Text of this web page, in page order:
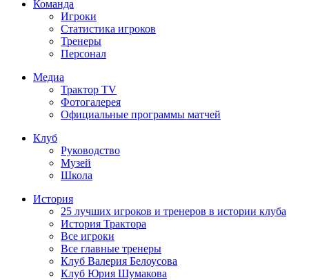
Команда
Игроки
Статистика игроков
Тренеры
Персонал
Медиа
Трактор TV
Фотогалерея
Официальные программы матчей
Клуб
Руководство
Музей
Школа
История
25 лучших игроков и тренеров в истории клуба
История Трактора
Все игроки
Все главные тренеры
Клуб Валерия Белоусова
Клуб Юрия Шумакова